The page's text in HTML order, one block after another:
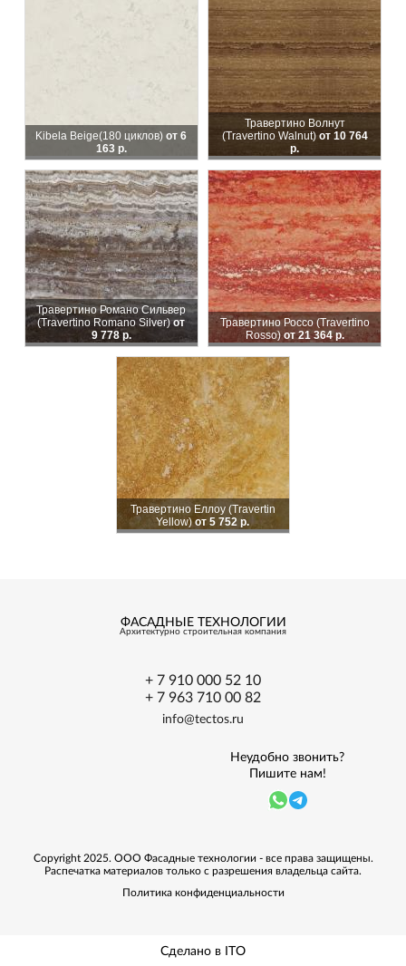
Kibela Beige(180 циклов)от 6
163 р.
Травертино Волнут
(Travertino Walnut) от 10 764
р.
Травертино Романо Сильвер
(Travertino Romanо Silver)от
9 778 р.
Травертино Россо (Travertino
Rosso)от 21 364 р.
Травертино Еллоу (Travertin
Yellow)от 5 752 р.
ФАСАДНЫЕ ТЕХНОЛОГИИ
Архитектурно строительная компания
Copyright 2025. ООО Фасадные технологии - все права защищены.
Распечатка материалов только с разрешения владельца сайта.
Политика конфиденциальности
Неудобно звонить?
Пишите нам!
+ 7 910 000 52 10
+ 7 963 710 00 82
info@tectos.ru
Сделано в ITO